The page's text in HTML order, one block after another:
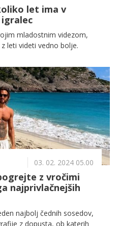
let ima v
mladostnim videzom,
leti videti vedno bolje.
03. 02. 2024 05.00
z vročimi
najprivlačnejših
najbolj čednih sosedov,
z dopusta, ob katerih